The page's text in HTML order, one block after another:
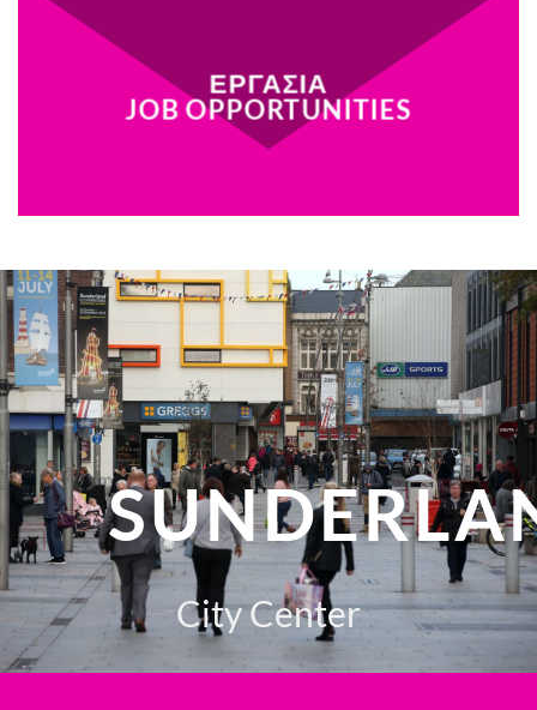
ΕΡΓΑΣΙΑ
JOB OPPORTUNITIES
City Center